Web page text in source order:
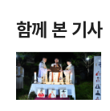
함께 본 기사